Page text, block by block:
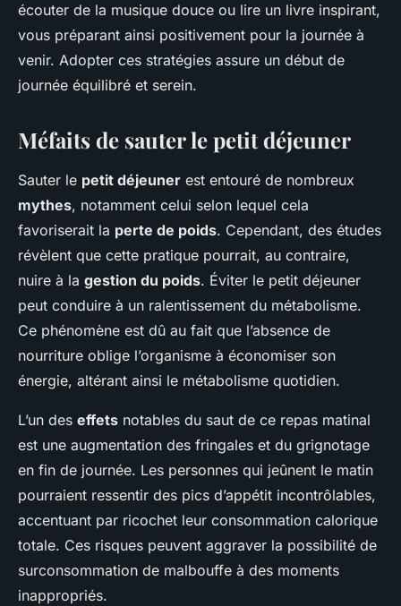
écouter de la musique douce ou lire un livre inspirant,
vous préparant ainsi positivement pour la journée à
venir. Adopter ces stratégies assure un début de
journée équilibré et serein.
Méfaits de sauter le petit déjeuner
Sauter le petit déjeuner est entouré de nombreux
mythes, notamment celui selon lequel cela
favoriserait la perte de poids. Cependant, des études
révèlent que cette pratique pourrait, au contraire,
nuire à la gestion du poids. Éviter le petit déjeuner
peut conduire à un ralentissement du métabolisme.
Ce phénomène est dû au fait que l’absence de
nourriture oblige l’organisme à économiser son
énergie, altérant ainsi le métabolisme quotidien.
L’un des effets notables du saut de ce repas matinal
est une augmentation des fringales et du grignotage
en fin de journée. Les personnes qui jeûnent le matin
pourraient ressentir des pics d’appétit incontrôlables,
accentuant par ricochet leur consommation calorique
totale. Ces risques peuvent aggraver la possibilité de
surconsommation de malbouffe à des moments
inappropriés.